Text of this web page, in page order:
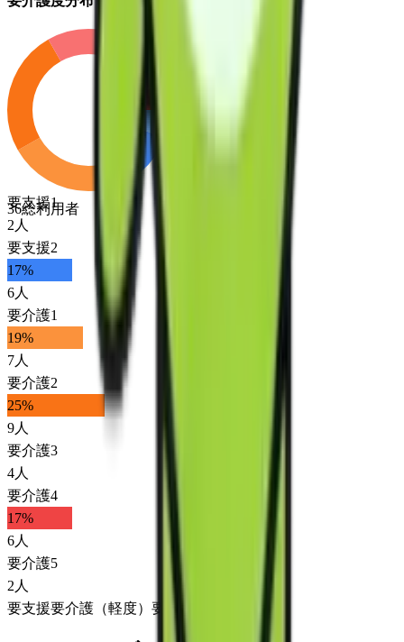
36総利用者
要支援1
2 人
要支援2
17%
6人
要介護1
19%
7人
要介護2
25%
9人
要介護3
4人
要介護4
17%
6人
要介護5
2 人
要支援要介護（軽度） 要介護（重度）